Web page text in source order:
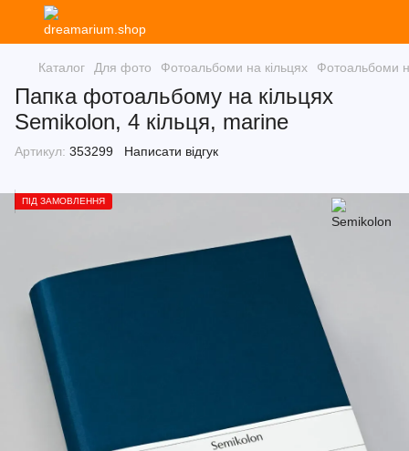
Каталог Для фото Фотоальбоми на кільцях Фотоальбоми
Папка фотоальбому на кільцях
Semikolon, 4 кільця, marine
Артикул: 353299 Написати відгук
ПІД ЗАМОВЛЕННЯ